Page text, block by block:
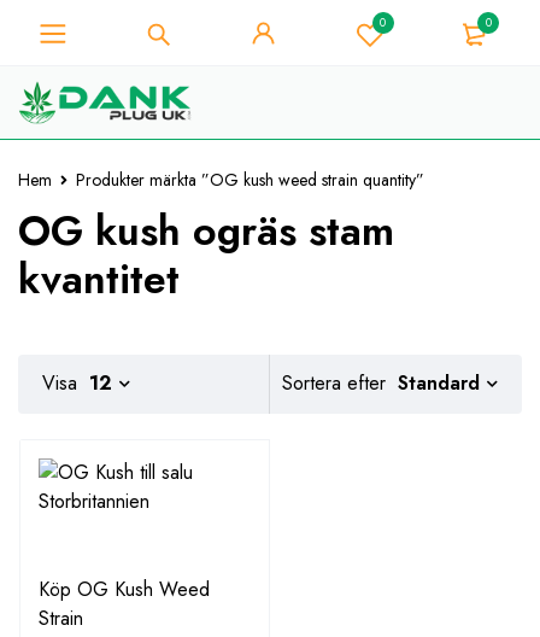
0 0
Hem Produkter märkta ”OG kush weed strain quantity”
OG kush ogräs stam
kvantitet
Sortera efter Standard
Visa 12
Köp OG Kush Weed
Strain
För Weed Lover - Få 10%
omedelbar rabatt på varje
"WELCOME10"